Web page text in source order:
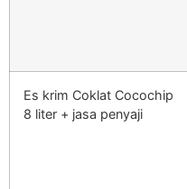
Es krim Coklat Cocochip
8 liter + jasa penyaji